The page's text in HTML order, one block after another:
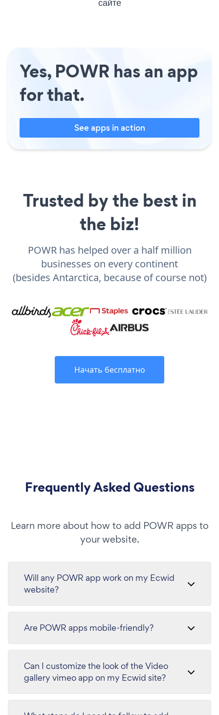
Yes, POWR has an app
for that.
See apps in action
Trusted by the best in
the biz!
POWR has helped over a half million
businesses on every continent
(besides Antarctica, because of course not)
Начать бесплатно
Frequently Asked Questions
Learn more about how to add POWR apps to
your website.
Will any POWR app work on my Ecwid
website?
Are POWR apps mobile-friendly?
Can I customize the look of the Video
gallery vimeo app on my Ecwid site?